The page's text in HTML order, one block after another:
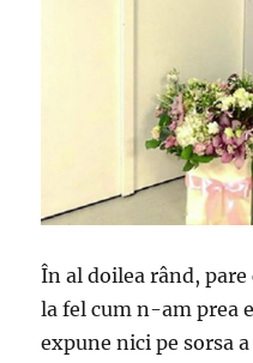
În al doilea rând,
la fel cum n-am prea
expune nici pe sorsa